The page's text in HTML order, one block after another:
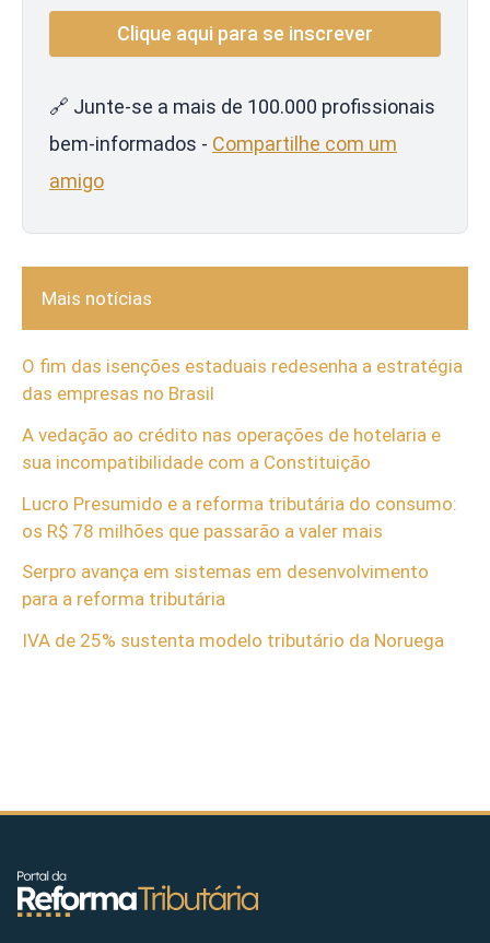
🔗 Junte-se a mais de 100.000 profissionais
bem-informados - Compartilhe com um
amigo
Mais notícias
O fim das isenções estaduais redesenha a estratégia
das empresas no Brasil
A vedação ao crédito nas operações de hotelaria e
sua incompatibilidade com a Constituição
Lucro Presumido e a reforma tributária do consumo:
os R$ 78 milhões que passarão a valer mais
Serpro avança em sistemas em desenvolvimento
para a reforma tributária
IVA de 25% sustenta modelo tributário da Noruega